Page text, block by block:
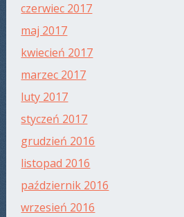
czerwiec 2017
maj 2017
kwiecień 2017
marzec 2017
luty 2017
styczeń 2017
grudzień 2016
listopad 2016
październik 2016
wrzesień 2016